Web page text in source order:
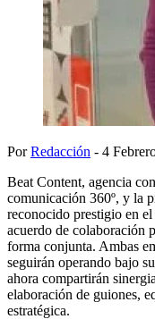
PorRedacción - 4
Beat Content, agencia
comunicación 360º, y la
reconocido prestigio en
acuerdo de colaboración
forma conjunta. Ambas
seguirán operando bajo
ahora compartirán
elaboración de guiones,
estratégica.